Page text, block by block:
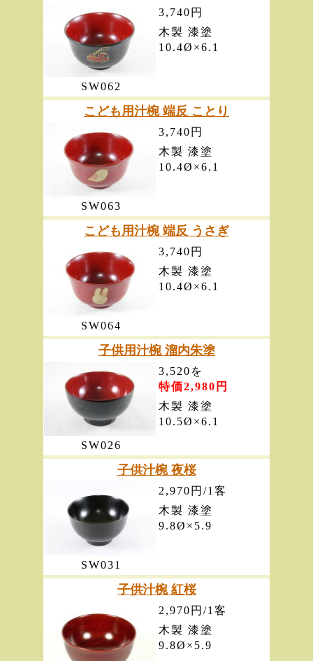
SW062
3,740円
木製 漆塗
10.4Ø×6.1
こども用汁椀 端反 ことり
SW063
3,740円
木製 漆塗
10.4Ø×6.1
こども用汁椀 端反 うさぎ
SW064
3,740円
木製 漆塗
10.4Ø×6.1
子供用汁椀 溜内朱塗
SW026
3,520を
特価2,980円
木製 漆塗
10.5Ø×6.1
子供汁椀 夜桜
SW031
2,970円/1客
木製 漆塗
9.8Ø×5.9
子供汁椀 紅桜
2,970円/1客
木製 漆塗
9.8Ø×5.9